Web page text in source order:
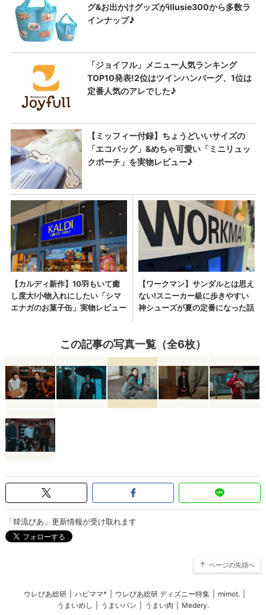
この記事の写真一覧（全6枚）
「韓流ぴあ」更新情報が受け取れます
ページの先頭へ
ウレぴあ総研 ハピママ* ウレぴあ総研 ディズニー特集 mimot.
うまいめし
うまいパン うまい肉 Medery.